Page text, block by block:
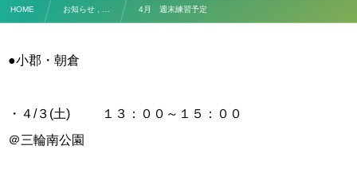
HOME お知らせ , … 4月 週末練習予定
●小郡・朝倉
・４/３(土) １３：００～１５：００
＠三輪南公園